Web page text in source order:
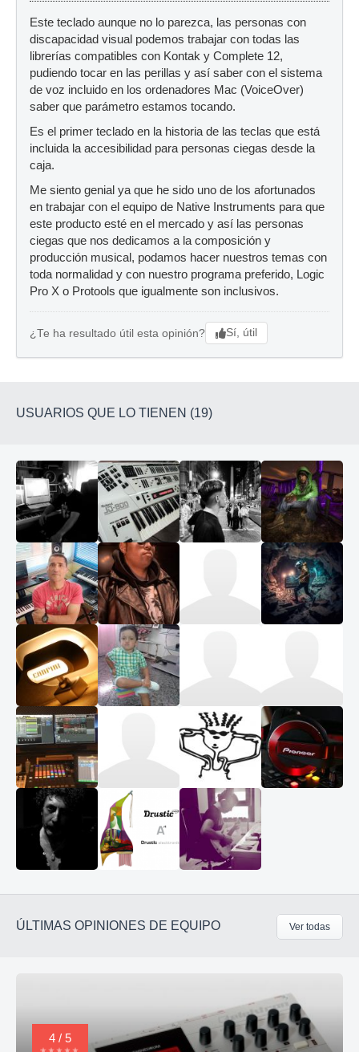
Este teclado aunque no lo parezca, las personas con
discapacidad visual podemos trabajar con todas las
librerías compatibles con Kontak y Complete 12,
pudiendo tocar en las perillas y así saber con el sistema
de voz incluido en los ordenadores Mac (VoiceOver)
saber que parámetro estamos tocando.
Es el primer teclado en la historia de las teclas que está
incluida la accesibilidad para personas ciegas desde la
caja.
Me siento genial ya que he sido uno de los afortunados
en trabajar con el equipo de Native Instruments para que
este producto esté en el mercado y así las personas
ciegas que nos dedicamos a la composición y
producción musical, podamos hacer nuestros temas con
toda normalidad y con nuestro programa preferido, Logic
Pro X o Protools que igualmente son inclusivos.
¿Te ha resultado útil esta opinión? Sí, útil
USUARIOS QUE LO TIENEN (19)
ÚLTIMAS OPINIONES DE EQUIPO Ver todas
4 / 5